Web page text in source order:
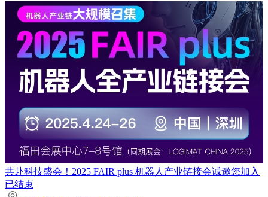
共赴科技盛会！2025 FAIR plus 机器人产业链接会诚邀您加入
已结束